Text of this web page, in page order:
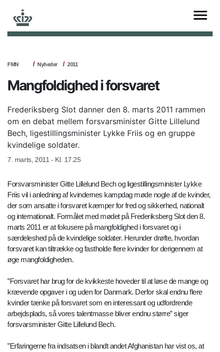
FMN Nyheder 2011
Mangfoldighed i forsvaret
Frederiksberg Slot danner den 8. marts 2011 rammen
om en debat mellem forsvarsminister Gitte Lillelund
Bech, ligestillingsminister Lykke Friis og en gruppe
kvindelige soldater.
7. marts, 2011 - Kl. 17.25
Forsvarsminister Gitte Lillelund Bech og ligestillingsminister Lykke
Friis vil i anledning af kvindernes kampdag møde nogle af de kvinder,
der som ansatte i forsvaret kæmper for fred og sikkerhed, nationalt
og internationalt. Formålet med mødet på Frederiksberg Slot den 8.
marts 2011 er at fokusere på mangfoldighed i forsvaret og i
særdeleshed på de kvindelige soldater. Herunder drøfte, hvordan
forsvaret kan tiltrække og fastholde flere kvinder for derigennem at
øge mangfoldigheden.
”Forsvaret har brug for de kvikkeste hoveder til at løse de mange og
krævende opgaver i og uden for Danmark. Derfor skal endnu flere
kvinder tænke på forsvaret som en interessant og udfordrende
arbejdsplads, så vores talentmasse bliver endnu større” siger
forsvarsminister Gitte Lillelund Bech.
”Erfaringerne fra indsatsen i blandt andet Afghanistan har vist os, at